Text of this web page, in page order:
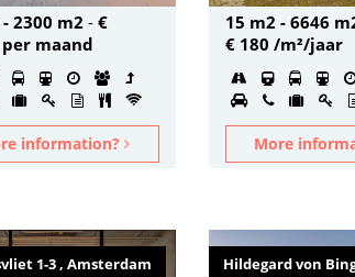
- 2300 m2-€
per maand
information?
15 m2 - 6646
€ 180 /m²/jaar
More
1-3 , Amsterdam Hildegard von